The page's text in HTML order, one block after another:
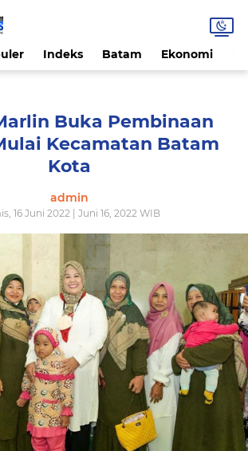
Indeks Batam Ekonomi
Buka Pembinaan
Kecamatan Batam
Kota
admin
16 Juni 2022 | Juni 16, 2022 WIB